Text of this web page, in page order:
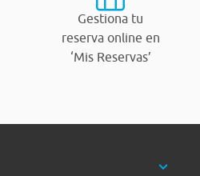
Gestiona tu
reserva online en
‘Mis Reservas’